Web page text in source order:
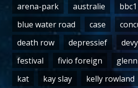
arena-park
australie
bbc1
blue water road
case
death row
depressief
festival
fivio foreign glenn
kat
kay slay kelly rowland